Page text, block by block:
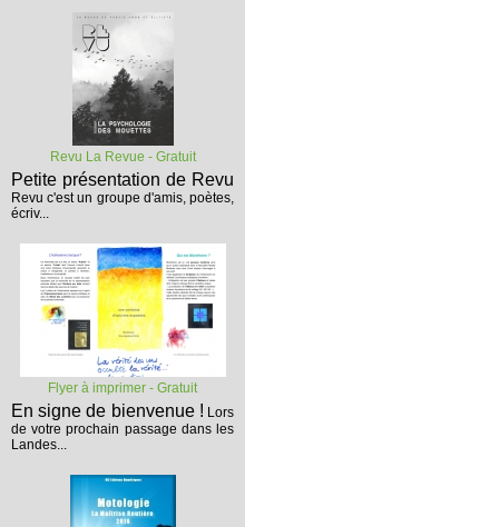
Revu La Revue - Gratuit
Petite présentation de Revu
Revu c'est un groupe d'amis, poètes,
écriv...
Flyer à imprimer - Gratuit
En signe de bienvenue ! Lors
de votre prochain passage dans les
Landes...